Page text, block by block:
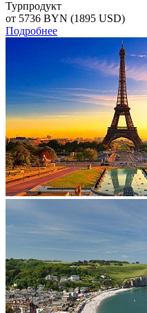
Турпродукт
от 5736 BYN (1895 USD)
Подробнее